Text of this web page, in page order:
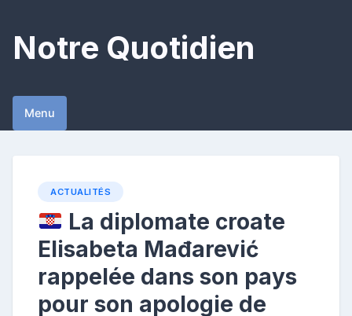
content
Notre Quotidien
Menu
ACTUALITÉS
La diplomate croate
Elisabeta Mađarević
rappelée dans son pays
pour son apologie de